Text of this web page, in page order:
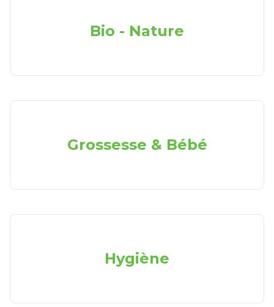
Bio - Nature
Grossesse & Bébé
Hygiène